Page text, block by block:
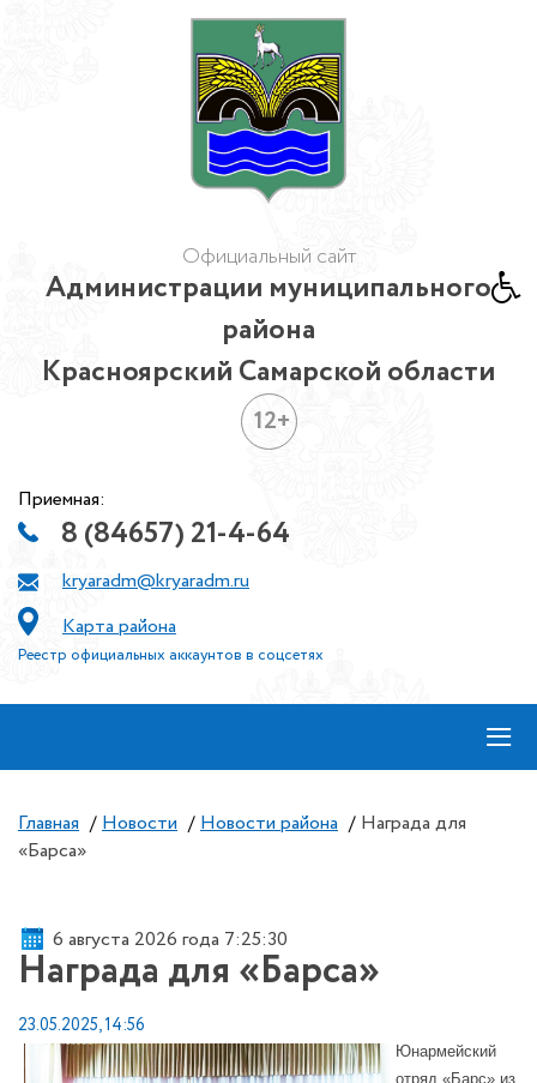
Официальный сайт
Администрации муниципального
района
Красноярский Самарской области
12+
Приемная:
8 (84657) 21-4-64
kryaradm@kryaradm.ru
Карта района
Реестр официальных аккаунтов в соцсетях
≡
Главная / Новости / Новости района / Награда для
«Барса»
6 августа 2026 года 7:25:30
Награда для «Барса»
23.05.2025, 14:56
Юнармейский
отряд «Барс» из